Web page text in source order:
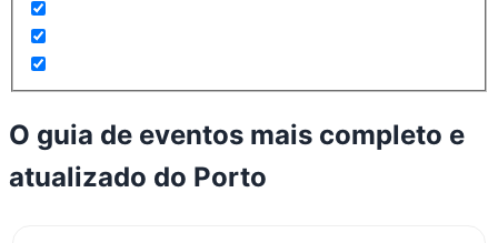
O guia de eventos mais completo e
atualizado do Porto